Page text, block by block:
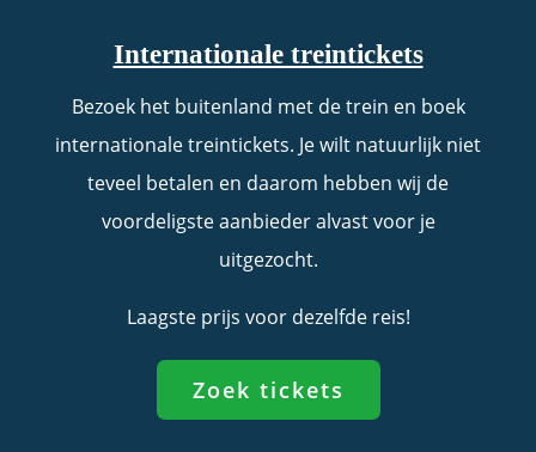
Internationale treintickets
Bezoek het buitenland met de trein en boek
internationale treintickets. Je wilt natuurlijk niet
teveel betalen en daarom hebben wij de
voordeligste aanbieder alvast voor je
uitgezocht.
Laagste prijs voor dezelfde reis!
Zoek tickets